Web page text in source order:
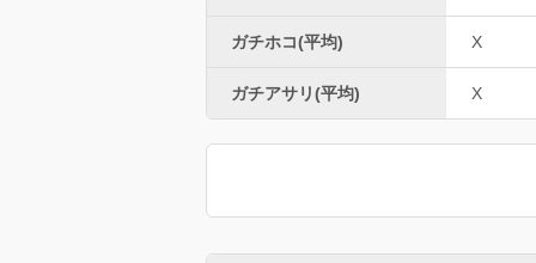
ガチホコ(平均) X
ガチアサリ(平均) X